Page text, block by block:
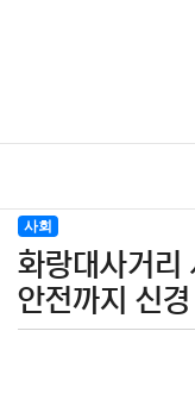
사회
화랑대사거리
안전까지 신